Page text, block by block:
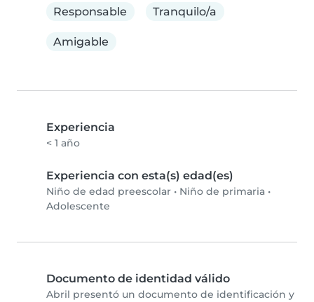
Responsable
Tranquilo/a
Amigable
Experiencia
< 1 año
Experiencia con esta(s) edad(es)
Niño de edad preescolar • Niño de primaria •
Adolescente
Documento de identidad válido
Abril presentó un documento de identificación y